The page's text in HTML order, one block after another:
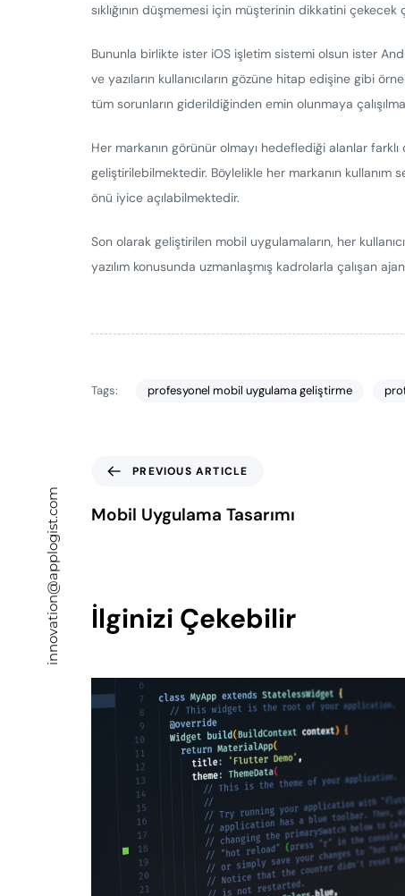
innovation@applogist.com
sıklığının düşmemesi için müşterinin dikkatini
Bununla birlikte ister iOS işletim sistemi olsun ister
ve yazıların kullanıcıların gözüne hitap edişine gibi
tüm sorunların giderildiğinden emin olunmaya
Her markanın görünür olmayı hedeflediği alanlar
geliştirilebilmektedir. Böylelikle her markanın
önü iyice açılabilmektedir.
Son olarak geliştirilen mobil uygulamaların, her
yazılım konusunda uzmanlaşmış kadrolarla çalışan
Tags: profesyonel mobil uygulama geliştirme
PREVIOUS ARTICLE
Mobil Uygulama Tasarımı
İlginizi Çekebilir